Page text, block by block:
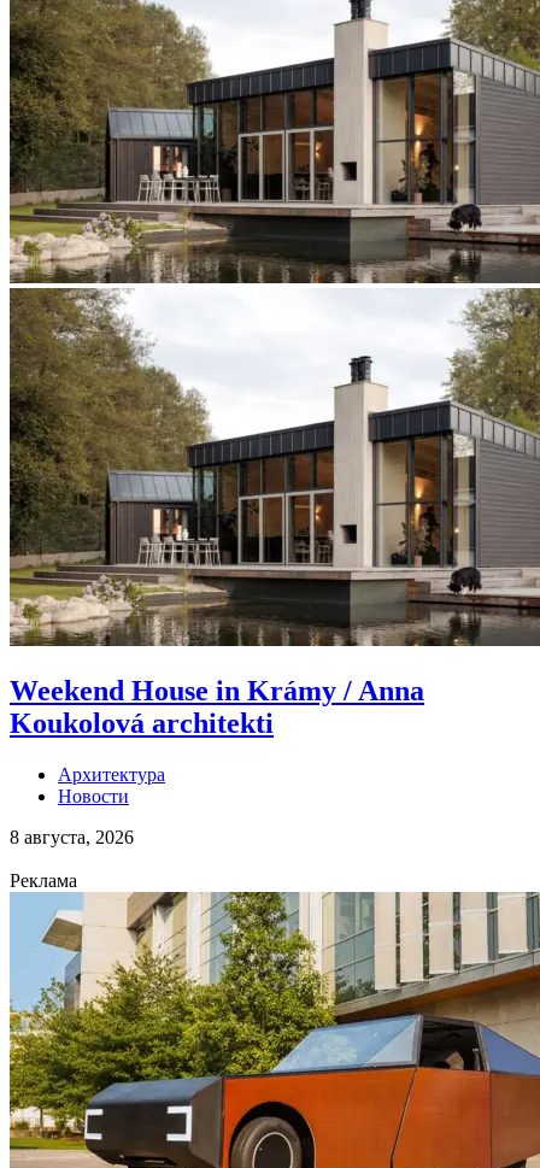
Weekend House in Krámy / Anna
Koukolová architekti
Архитектура
Новости
8 августа, 2026
Реклама